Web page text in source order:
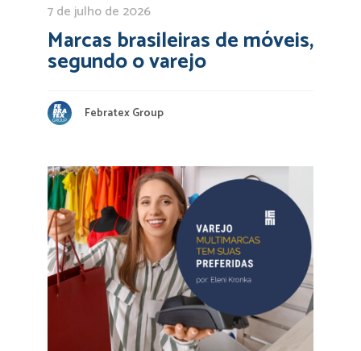
7 de julho de 2026
Marcas brasileiras de móveis,
segundo o varejo
Febratex Group